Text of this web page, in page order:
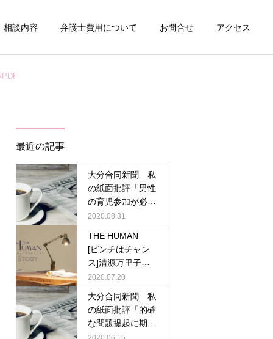
相談内容 弁護士費用について お問合せ アクセス
倒産整理事件
PDF
最近の記事
大分合同新聞 私
の紙面批評「男性
の育児参加が必
要」清源万里子弁
護士／記事PDF
2020.08.31
THE HUMAN
[ピンチはチャン
ス]清源万里子弁
護士／記事リンク
2020.07.20
大分合同新聞 私
の紙面批評「的確
な問題提起に期
待」清源万里子弁